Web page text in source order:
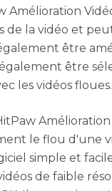
Amélioration
la vidéo et
être
être
les vidéos floues.
le flou d'une
simple et
de faible